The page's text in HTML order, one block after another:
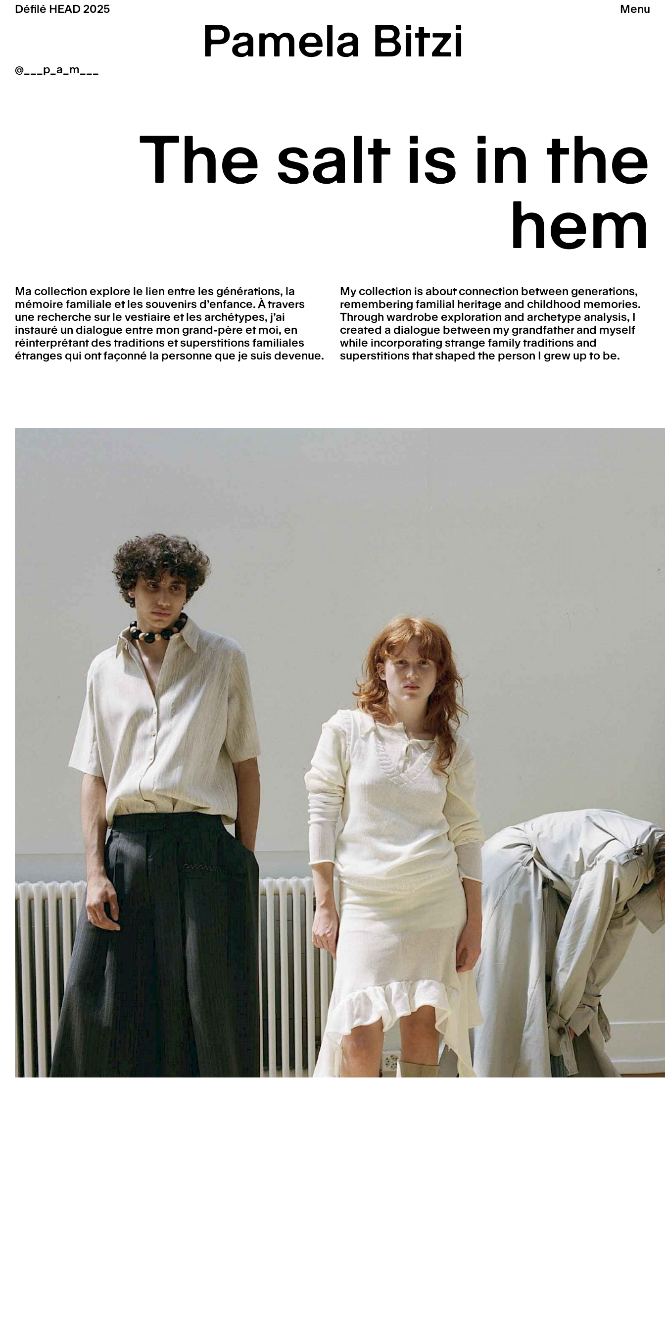
Défilé HEAD 2025 Menu
Pamela Bitzi
@___p_a_m___
The salt is in the
hem
Ma collection explore le lien entre les générations, la
mémoire familiale et les souvenirs d’enfance. À travers
une recherche sur le vestiaire et les archétypes, j’ai
instauré un dialogue entre mon grand-père et moi, en
réinterprétant des traditions et superstitions familiales
étranges qui ont façonné la personne que je suis devenue.
My collection is about connection between generations,
remembering familial heritage and childhood memories.
Through wardrobe exploration and archetype analysis, I
created a dialogue between my grandfather and myself
while incorporating strange family traditions and
superstitions that shaped the person I grew up to be.